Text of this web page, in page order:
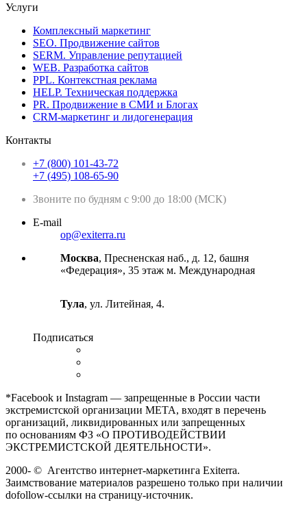
Услуги
Комплексный маркетинг
SEO. Продвижение сайтов
SERM. Управление репутацией
WEB. Разработка сайтов
PPL. Контекстная реклама
HELP. Техническая поддержка
PR. Продвижение в СМИ и Блогах
CRM-маркетинг и лидогенерация
Контакты
+7 (800) 101-43-72
+7 (495) 108-65-90
Звоните по будням с 9:00 до 18:00 (МСК)
E-mail
op@exiterra.ru
Москва, Пресненская наб., д. 12, башня
«Федерация», 35 этаж м. Международная
Тула, ул. Литейная, 4.
Подписаться
*Facebook и Instagram — запрещенные в России части
экстремистской организации META, входят в перечень
организаций, ликвидированных или запрещенных
по основаниям ФЗ «О ПРОТИВОДЕЙСТВИИ
ЭКСТРЕМИСТСКОЙ ДЕЯТЕЛЬНОСТИ».
2000- © Агентство интернет-маркетинга Exiterra.
Заимствование материалов разрешено только при наличии
dofollow-ссылки на страницу-источник.